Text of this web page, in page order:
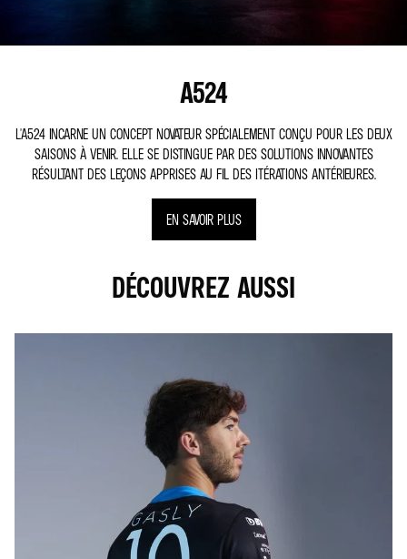
A524
L'A524 INCARNE UN CONCEPT NOVATEUR SPÉCIALEMENT CONÇU POUR LES DEUX
SAISONS À VENIR. ELLE SE DISTINGUE PAR DES SOLUTIONS INNOVANTES
RÉSULTANT DES LEÇONS APPRISES AU FIL DES ITÉRATIONS ANTÉRIEURES.
EN SAVOIR PLUS
DÉCOUVREZ AUSSI